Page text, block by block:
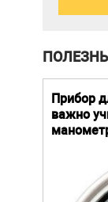
Прибор
важно